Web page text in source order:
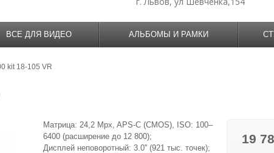
ВСЕ ДЛЯ ВИДЕО АЛЬБОМЫ И РАМКИ
kit 18-105 VR
19
Матрица: 24,2 Mpx, APS-C (CMOS), ISO: 100–
6400 (расширение до 12 800);
Дисплей неповоротный: 3.0'' (921 тыс. точек);